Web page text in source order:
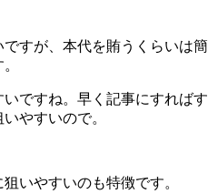
すが、本代を賄うくらいは簡
ですね。早く記事にすればす
やすいので。
いやすいのも特徴です。